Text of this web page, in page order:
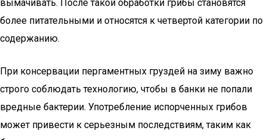
вымачивать. После такой обработки грибы становятся
более питательными и относятся к четвертой категории по
содержанию.
При консервации пергаментных груздей на зиму важно
строго соблюдать технологию, чтобы в банки не попали
вредные бактерии. Употребление испорченных грибов
может привести к серьезным последствиям, таким как